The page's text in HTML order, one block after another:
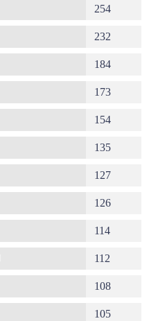
254
232
184
173
154
135
127
126
114
112
108
105